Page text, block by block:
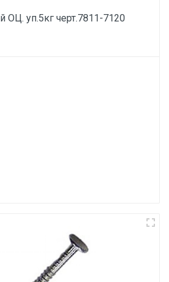
ОЦ. уп.5кг черт.7811-7120